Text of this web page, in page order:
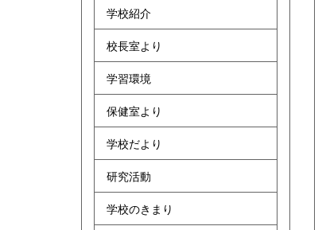
学校紹介
校長室より
学習環境
保健室より
学校だより
研究活動
学校のきまり